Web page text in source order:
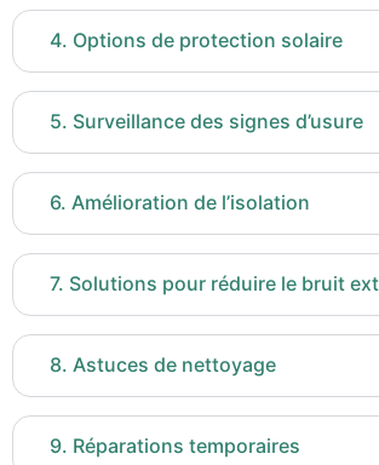
4. Options de protection solaire
5. Surveillance des signes d’usure
6. Amélioration de l’isolation
7. Solutions pour réduire le bruit
8. Astuces de nettoyage
9. Réparations temporaires